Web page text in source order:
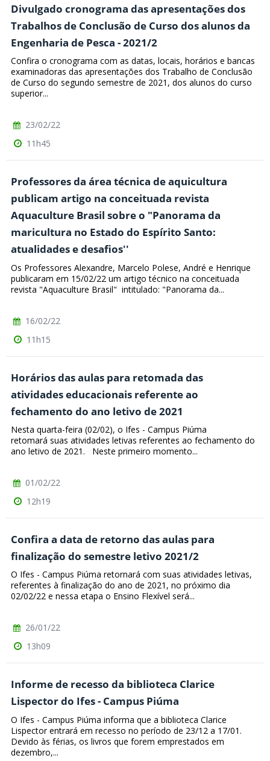
Divulgado cronograma das apresentações dos
Trabalhos de Conclusão de Curso dos alunos da
Engenharia de Pesca - 2021/2
Confira o cronograma com as datas, locais, horários e bancas
examinadoras das apresentações dos Trabalho de Conclusão
de Curso do segundo semestre de 2021, dos alunos do curso
superior...
23/02/22
11h45
Professores da área técnica de aquicultura
publicam artigo na conceituada revista
Aquaculture Brasil sobre o "Panorama da
maricultura no Estado do Espírito Santo:
atualidades e desafios''
Os Professores Alexandre, Marcelo Polese, André e Henrique
publicaram em 15/02/22 um artigo técnico na conceituada
revista "Aquaculture Brasil" intitulado: "Panorama da...
16/02/22
11h15
Horários das aulas para retomada das
atividades educacionais referente ao
fechamento do ano letivo de 2021
Nesta quarta-feira (02/02), o Ifes - Campus Piúma
retomará suas atividades letivas referentes ao fechamento do
ano letivo de 2021. Neste primeiro momento...
01/02/22
12h19
Confira a data de retorno das aulas para
finalização do semestre letivo 2021/2
O Ifes - Campus Piúma retornará com suas atividades letivas,
referentes à finalização do ano de 2021, no próximo dia
02/02/22 e nessa etapa o Ensino Flexível será...
26/01/22
13h09
Informe de recesso da biblioteca Clarice
Lispector do Ifes - Campus Piúma
O Ifes - Campus Piúma informa que a biblioteca Clarice
Lispector entrará em recesso no período de 23/12 a 17/01.
Devido às férias, os livros que forem emprestados em
dezembro,...